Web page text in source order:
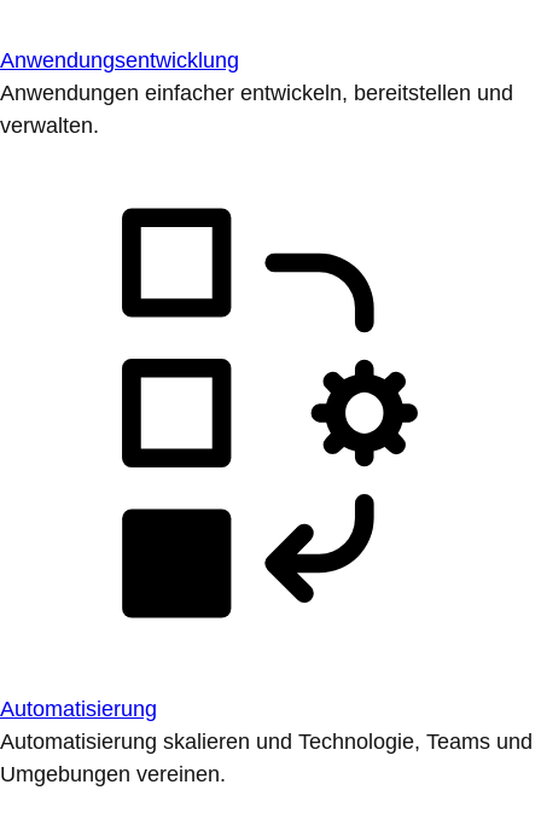
Anwendungsentwicklung
Anwendungen einfacher entwickeln, bereitstellen und
verwalten.
Automatisierung
Automatisierung skalieren und Technologie, Teams und
Umgebungen vereinen.